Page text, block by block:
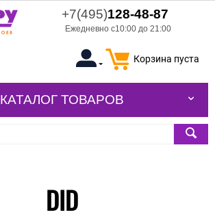
+7(495)128-48-87
Ежедневно с10:00 до 21:00
Корзина пуста
КАТАЛОГ ТОВАРОВ
DID